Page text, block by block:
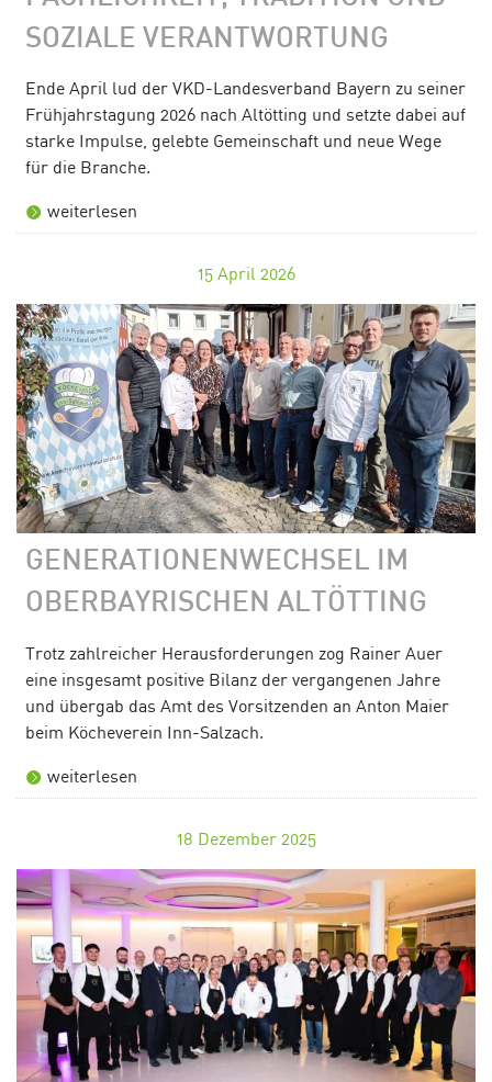
SOZIALE VERANTWORTUNG
Ende April lud der VKD-Landesverband Bayern zu seiner
Frühjahrstagung 2026 nach Altötting und setzte dabei auf
starke Impulse, gelebte Gemeinschaft und neue Wege
für die Branche.
weiterlesen
15 April 2026
GENERATIONENWECHSEL IM
OBERBAYRISCHEN ALTÖTTING
Trotz zahlreicher Herausforderungen zog Rainer Auer
eine insgesamt positive Bilanz der vergangenen Jahre
und übergab das Amt des Vorsitzenden an Anton Maier
beim Köcheverein Inn-Salzach.
weiterlesen
18 Dezember 2025